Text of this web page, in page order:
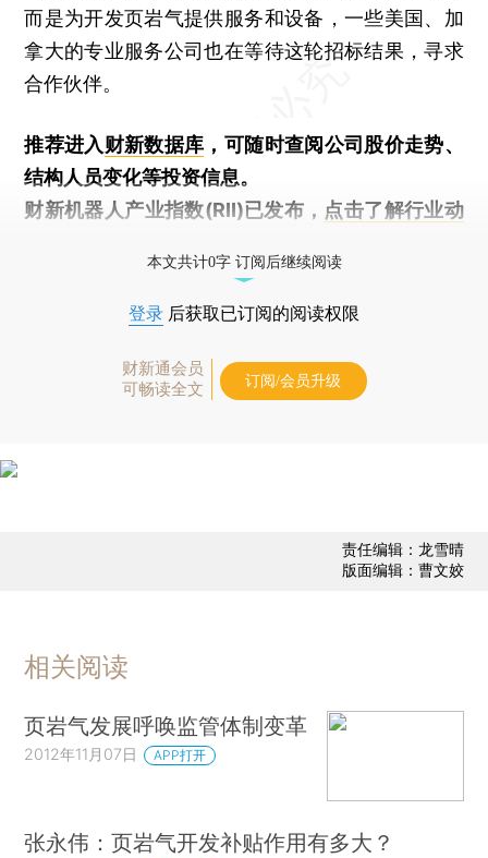
而是为开发页岩气提供服务和设备，一些美国、加
拿大的专业服务公司也在等待这轮招标结果，寻求
合作伙伴。
推荐进入财新数据库 ，可随时查阅公司股价走势、
结构人员变化等投资信息。
财新机器人产业指数(RII)已发布， 点击了解行业动
本文共计0字 订阅后继续阅读
登录 后获取已订阅的阅读权限
财新通会员
可畅读全文
订阅/会员升级
责任编辑：龙雪晴
版面编辑：曹文姣
相关阅读
页岩气发展呼唤监管体制变革
2012年11月07日 APP打开
张永伟：页岩气开发补贴作用有多大？